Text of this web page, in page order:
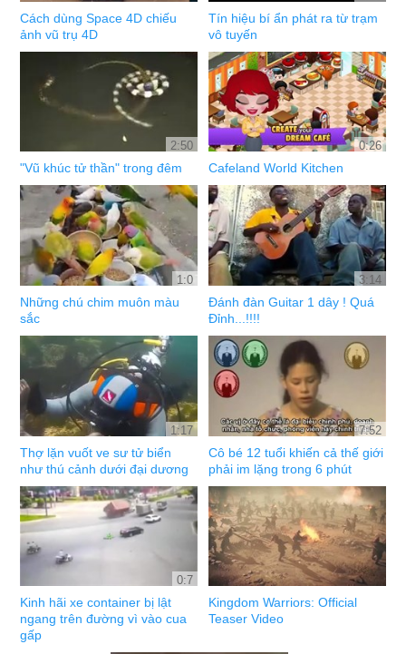
Cách dùng Space 4D chiếu
ảnh vũ trụ 4D
Tín hiệu bí ẩn phát ra từ trạm
vô tuyến
2:50
"Vũ khúc tử thần" trong đêm
0:26
Cafeland World Kitchen
1:0
Những chú chim muôn màu
sắc
3:14
Đánh đàn Guitar 1 dây ! Quá
Đỉnh...!!!!
1:17
Thợ lặn vuốt ve sư tử biển
như thú cảnh dưới đại dương
7:52
Cô bé 12 tuổi khiến cả thế giới
phải im lặng trong 6 phút
0:7
Kinh hãi xe container bị lật
ngang trên đường vì vào cua
gấp
Kingdom Warriors: Official
Teaser Video